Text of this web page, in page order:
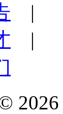
|
|
2026